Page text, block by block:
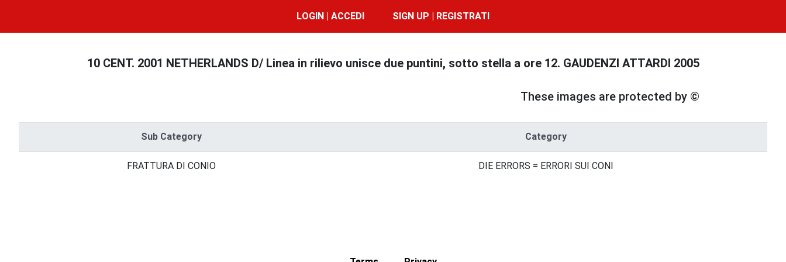
LOGIN | ACCEDI SIGN UP | REGISTRATI
10 CENT. 2001 NETHERLANDS D/ Linea in rilievo unisce due puntini, sotto stella a ore 12. GAUDENZI ATTARDI 2005
These images are protected by ©
Sub Category Category
FRATTURA DI CONIO DIE ERRORS = ERRORI SUI CONI